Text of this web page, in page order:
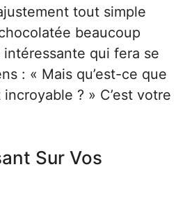
tout simple
beaucoup
qui fera se
: « Mais qu’est-ce que
? » C’est votre
Sur Vos